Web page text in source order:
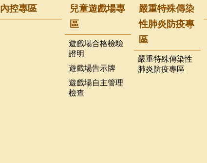
內控專區
兒童遊戲場專
區
遊戲場合格檢驗
證明
遊戲場告示牌
遊戲場自主管理
檢查
嚴重特殊傳染
性肺炎防疫專
區
嚴重特殊傳染性
肺炎防疫專區